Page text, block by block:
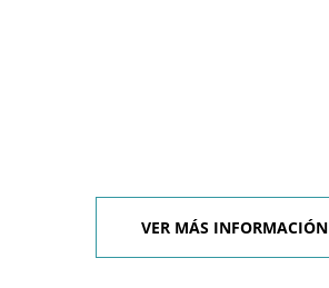
VER MÁS INFORMACIÓN